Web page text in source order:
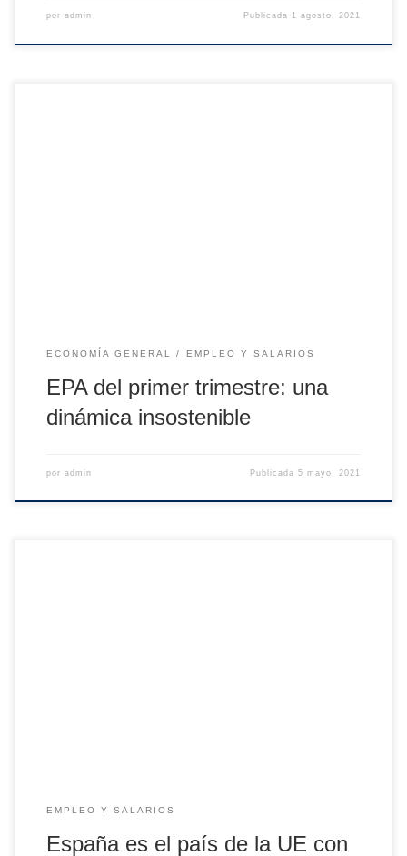
por admin Publicada 1 agosto, 2021
ECONOMÍA GENERAL EMPLEO Y SALARIOS
EPA del primer trimestre: una
dinámica insostenible
por admin Publicada5 mayo, 2021
EMPLEO Y SALARIOS
España es el país de la UE con